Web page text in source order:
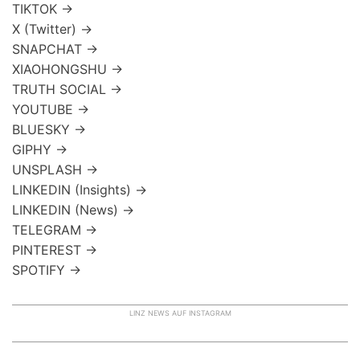
TIKTOK →
X (Twitter) →
SNAPCHAT →
XIAOHONGSHU →
TRUTH SOCIAL →
YOUTUBE →
BLUESKY →
GIPHY →
UNSPLASH →
LINKEDIN (Insights) →
LINKEDIN (News) →
TELEGRAM →
PINTEREST →
SPOTIFY →
LINZ NEWS AUF INSTAGRAM